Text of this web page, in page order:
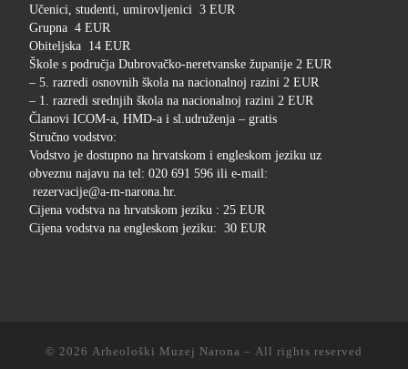
Učenici, studenti, umirovljenici 3 EUR
Grupna 4 EUR
Obiteljska 14 EUR
Škole s područja Dubrovačko-neretvanske županije 2 EUR
– 5. razredi osnovnih škola na nacionalnoj razini 2 EUR
– 1. razredi srednjih škola na nacionalnoj razini 2 EUR
Članovi ICOM-a, HMD-a i sl.udruženja – gratis
Stručno vodstvo:
Vodstvo je dostupno na hrvatskom i engleskom jeziku uz
obveznu najavu na tel: 020 691 596 ili e-mail:
rezervacije@a-m-narona.hr.
Cijena vodstva na hrvatskom jeziku : 25 EUR
Cijena vodstva na engleskom jeziku: 30 EUR
© 2026 Arheološki Muzej Narona – All rights reserved